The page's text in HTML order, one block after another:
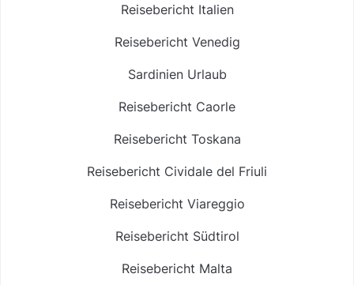
Reisebericht Italien
Reisebericht Venedig
Sardinien Urlaub
Reisebericht Caorle
Reisebericht Toskana
Reisebericht Cividale del Friuli
Reisebericht Viareggio
Reisebericht Südtirol
Reisebericht Malta